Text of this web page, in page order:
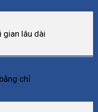
gian lâu dài
chỉ